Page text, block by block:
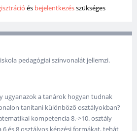
és bejelentkezésszükséges
pedagógiai színvonalát jellemzi.
ugyanazok a tanárok hogyan tudnak
tanítani különböző osztályokban?
kompetencia 8.->10. osztály